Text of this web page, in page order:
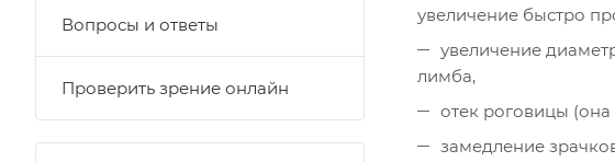
увеличение быстро
увеличение
лимба,
отек роговицы
замедление
Вопросы и ответы
Проверить зрение онлайн